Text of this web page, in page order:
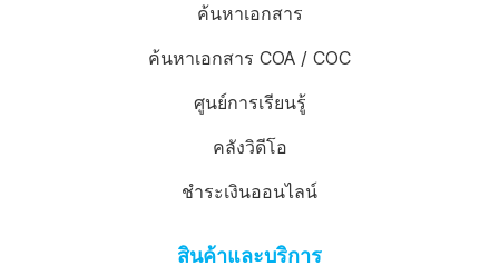
ค้นหาเอกสาร
ค้นหาเอกสาร COA / COC
ศูนย์การเรียนรู้
คลังวิดีโอ
ชำระเงินออนไลน์
สินค้าและบริการ